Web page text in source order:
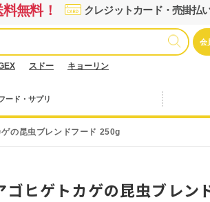
無料！ クレジットカード・売掛払
会
スドー キョーリン
ード・サプリ
の昆虫ブレンドフード 250g
ゴヒゲトカゲの昆虫ブレン